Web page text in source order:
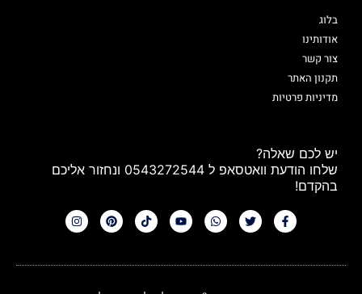
בלוג
אודותינו
צור קשר
תקנון האתר
מדיניות פרטיות
יש לכם שאלה?
שלחו הודעת וואטסאפ ל 0543272544 ונחזור אליכם
בהקדם!